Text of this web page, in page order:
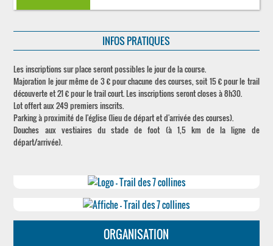
INFOS PRATIQUES
Les inscriptions sur place seront possibles le jour de la course.
Majoration le jour même de 3 € pour chacune des courses, soit 15 € pour le trail
découverte et 21 € pour le trail court. Les inscriptions seront closes à 8h30.
Lot offert aux 249 premiers inscrits.
Parking à proximité de l'église (lieu de départ et d'arrivée des courses).
Douches aux vestiaires du stade de foot (à 1,5 km de la ligne de
départ/arrivée).
ORGANISATION